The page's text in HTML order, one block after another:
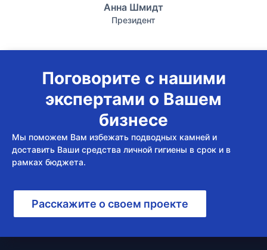
Анна Шмидт
Президент
Поговорите с нашими
экспертами о Вашем
бизнесе
Мы поможем Вам избежать подводных камней и
доставить Ваши средства личной гигиены в срок и в
рамках бюджета.
Расскажите о своем проекте